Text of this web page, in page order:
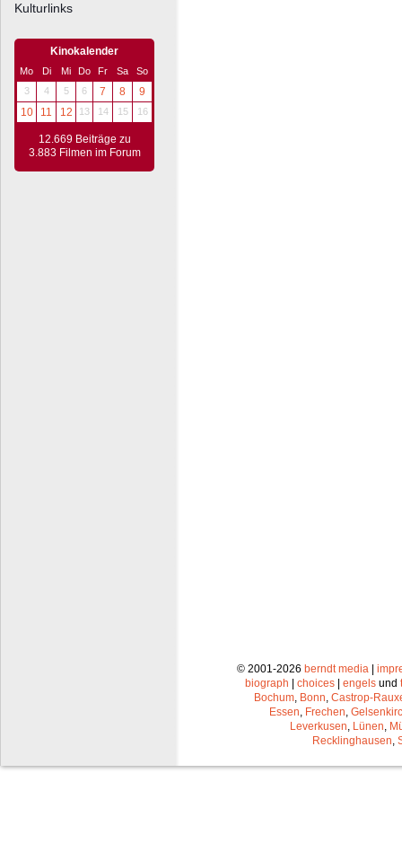
Kulturlinks
Kinokalender
Mo Di Mi Do Fr Sa
So
3
4 5 6 7 8
9
10
11 12 13 14 15 16
12.669 Beiträge zu
3.883 Filmen im Forum
© 2001-2026 berndt media |
biograph | choices | engels und
Bochum Bonn Castrop-
Essen Frechen
Leverkusen Lünen
Recklinghausen